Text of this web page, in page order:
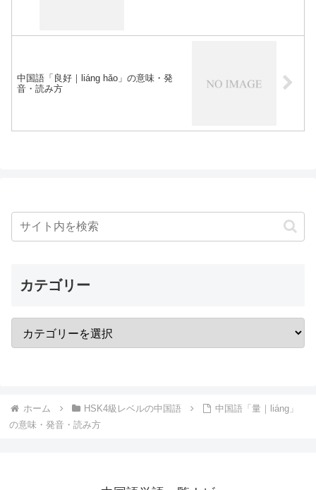
中国語「良好｜liáng hǎo」の意味・発
音・読み方
カテゴリー
ホーム HSK4級レベルの中国語
中国語「量｜liáng」
の意味・発音・読み方